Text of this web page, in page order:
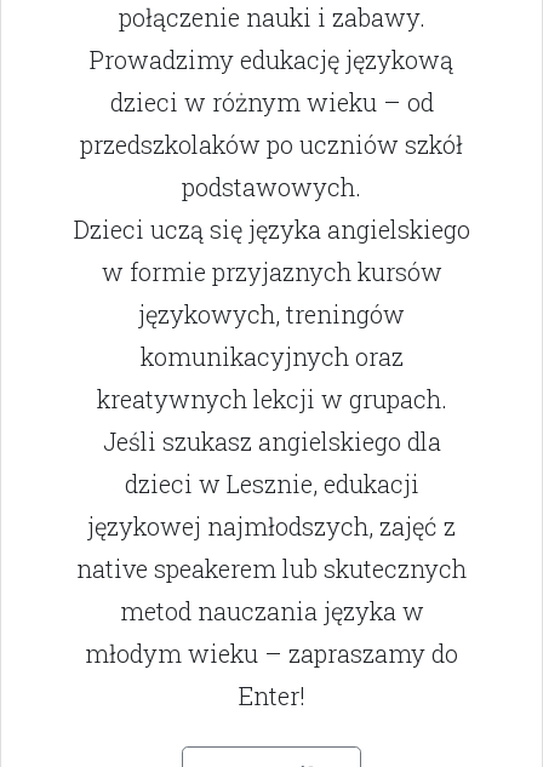
połączenie nauki i zabawy.
Prowadzimy edukację językową
dzieci w różnym wieku – od
przedszkolaków po uczniów szkół
podstawowych.
Dzieci uczą się języka angielskiego
w formie przyjaznych kursów
językowych, treningów
komunikacyjnych oraz
kreatywnych lekcji w grupach.
Jeśli szukasz angielskiego dla
dzieci w Lesznie, edukacji
językowej najmłodszych, zajęć z
native speakerem lub skutecznych
metod nauczania języka w
młodym wieku – zapraszamy do
Enter!